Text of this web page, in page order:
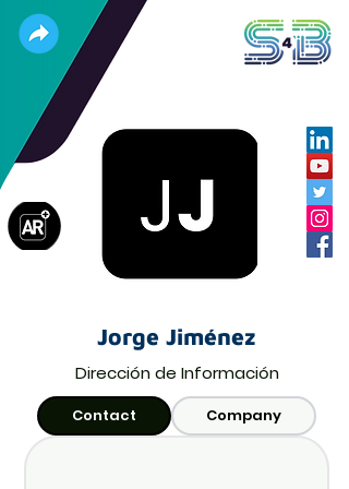
Jorge Jiménez
Dirección de Información
Contact Company